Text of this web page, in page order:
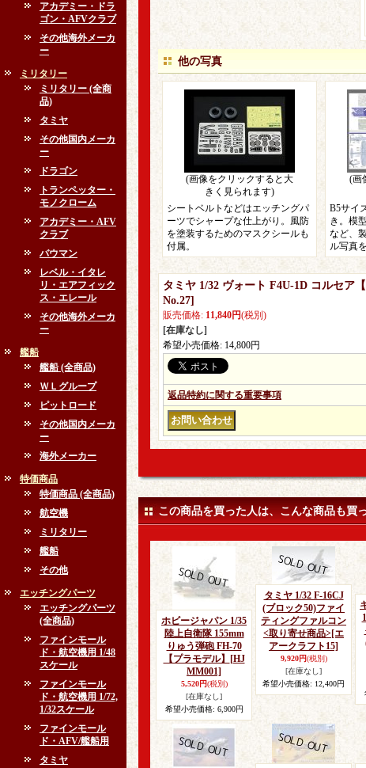
アカデミー・ドラ
ゴン・AFVクラブ
その他海外メーカ
ー
ミリタリー
ミリタリー (全商
品)
タミヤ
その他国内メーカ
ー
ドラゴン
トランペッター・
モノクローム
アカデミー・AFV
クラブ
バウマン
レベル・イタレ
リ・エアフィック
ス・エレール
その他海外メーカ
ー
艦船
艦船 (全商品)
ＷＬグループ
ピットロード
その他国内メーカ
ー
海外メーカー
特価商品
特価商品 (全商品)
航空機
ミリタリー
艦船
その他
エッチングパーツ
エッチングパーツ
(全商品)
ファインモール
ド・航空機用 1/48
スケール
ファインモール
ド・航空機用 1/72,
1/32スケール
ファインモール
ド・AFV/艦船用
タミヤ
他の写真
(画像をクリックすると大
きく見られます)
シートベルトなどはエッチングパ
ーツでシャープな仕上がり。風防
を塗装するためのマスクシールも
付属。
(画
B5サイ
き。模
など、
ル写真
タミヤ 1/32 ヴォート F4U-1D コルセア
No.27]
販売価格: 11,840円(税別)
[在庫なし]
希望小売価格: 14,800円
返品特約に関する重要事項
この商品を買った人は、こんな商品も買
ホビージャパン 1/35
陸上自衛隊 155mm
りゅう弾砲 FH-70
【プラモデル】
[HJ
MM001]
5,520円(税別)
[在庫なし]
希望小売価格: 6,900円
タミヤ 1/32 F-16CJ
(ブロック50)ファイ
ティングファルコン
<取り寄せ商品>[エ
アークラフト15]
9,920円(税別)
[在庫なし]
希望小売価格: 12,400円